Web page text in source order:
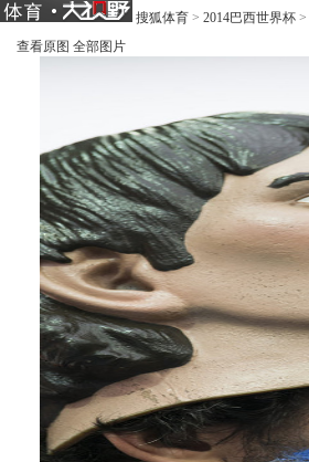
搜狐体育 > 2014巴西世界杯 >
查看原图 全部图片